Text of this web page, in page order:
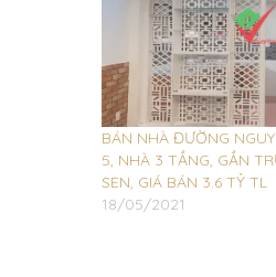
BÁN NHÀ ĐƯỜNG
5, NHÀ 3 TẦNG, GẦN
SEN, GIÁ BÁN 3.6 TỶ TL
18/05/2021